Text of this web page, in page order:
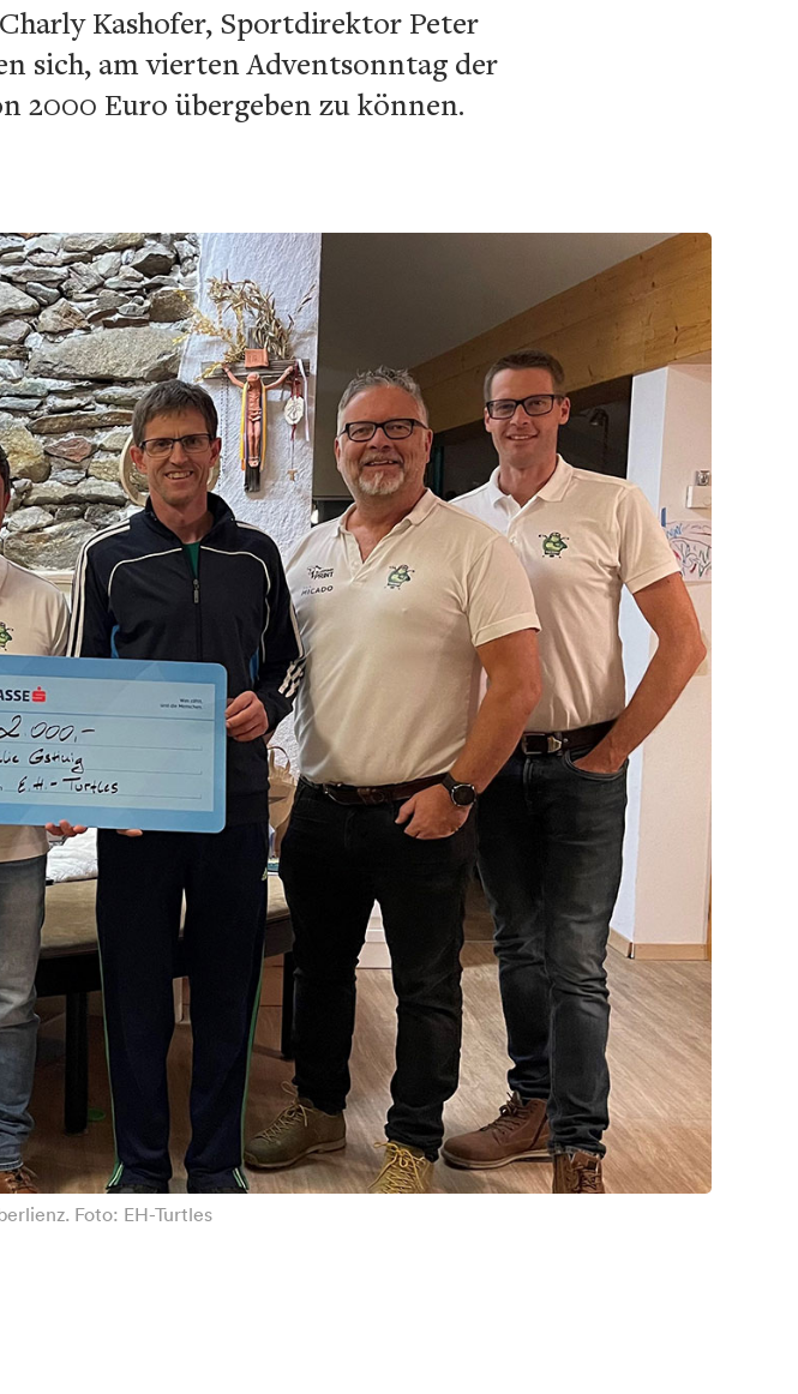
Kashofer, Sportdirektor Peter
sich, am vierten Adventsonntag der
2000 Euro übergeben zu können.
Foto: EH-Turtles